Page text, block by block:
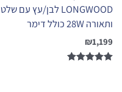
LONGWOOD לבן/עץ עם שלט
ותאורה 28W כולל דימר
₪1,199